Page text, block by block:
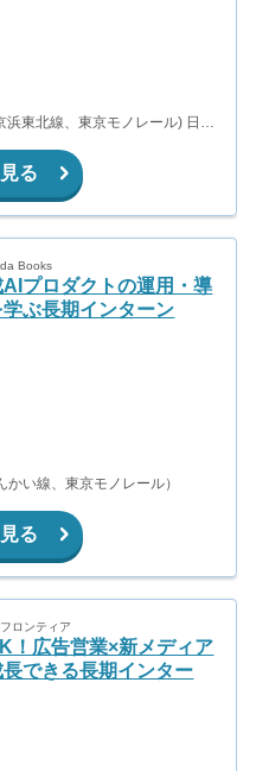
東北線、東京モノレール) 日の
線、京浜東北線)
る
Books
AIプロダクトの運用・導
学ぶ長期インターン
い線、東京モノレール）
る
ロンティア
！広告営業×新メディア
長できる長期インター